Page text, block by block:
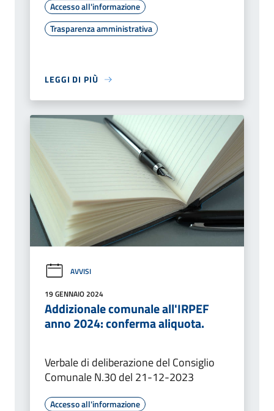
Accesso all'informazione
Trasparenza amministrativa
LEGGI DI PIÙ
AVVISI
19 GENNAIO 2024
Addizionale comunale all'IRPEF
anno 2024: conferma aliquota.
Verbale di deliberazione del Consiglio
Comunale N.30 del 21-12-2023
Accesso all'informazione